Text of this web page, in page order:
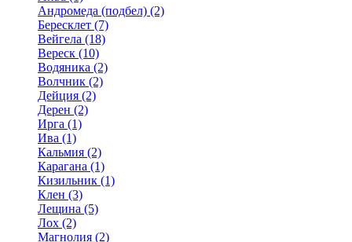
Андромеда (подбел) (2)
Бересклет (7)
Вейгела (18)
Вереск (10)
Водяника (2)
Волчник (2)
Дейция (2)
Дерен (2)
Ирга (1)
Ива (1)
Кальмия (2)
Карагана (1)
Кизильник (1)
Клен (3)
Лещина (5)
Лох (2)
Магнолия (2)